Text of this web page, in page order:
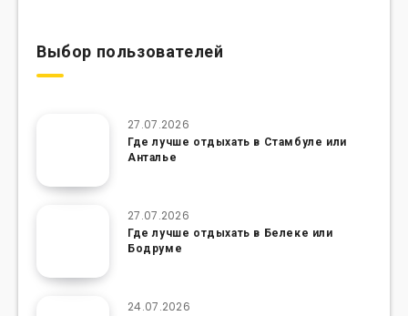
Выбор пользователей
27.07.2026
Где лучше отдыхать в Стамбуле или
Анталье
27.07.2026
Где лучше отдыхать в Белеке или
Бодруме
24.07.2026